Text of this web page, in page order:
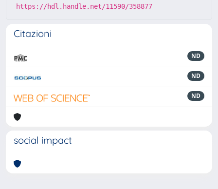
https://hdl.handle.net/11590/358877
Citazioni
ND
ND
ND
social impact